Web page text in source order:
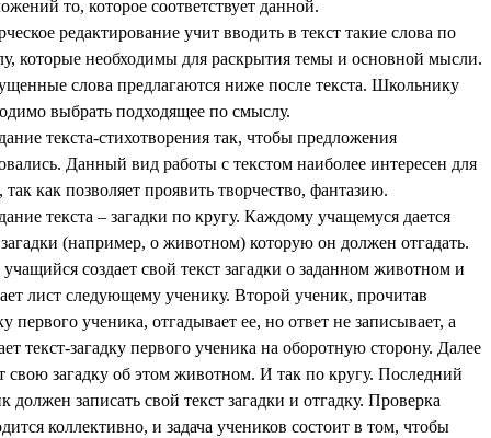
то, которое соответствует данной.
редактирование учит вводить в текст такие слова по
которые необходимы для раскрытия темы и основной мысли.
слова предлагаются ниже после текста. Школьнику
выбрать подходящее по смыслу.
текста-стихотворения так, чтобы предложения
Данный вид работы с текстом наиболее интересен для
так как позволяет проявить творчество, фантазию.
текста – загадки по кругу. Каждому учащемуся дается
загадки (например, о животном) которую он должен отгадать.
учащийся создает свой текст загадки о заданном животном и
лист следующему ученику. Второй ученик, прочитав
первого ученика, отгадывает ее, но ответ не записывает, а
текст-загадку первого ученика на оборотную сторону. Далее
свою загадку об этом животном. И так по кругу. Последний
должен записать свой текст загадки и отгадку. Проверка
коллективно, и задача учеников состоит в том, чтобы